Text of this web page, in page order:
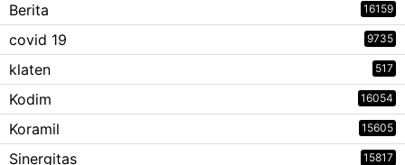
Berita 16159
covid 19 9735
klaten 517
Kodim 16054
Koramil 15605
Sinergitas 15817